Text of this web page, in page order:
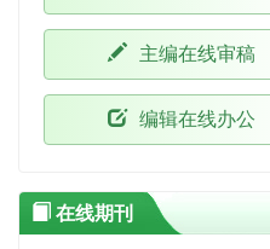
主编在线审稿
编辑在线办公
在线期刊